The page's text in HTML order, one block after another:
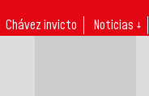
Chávez invicto Noticias ↓